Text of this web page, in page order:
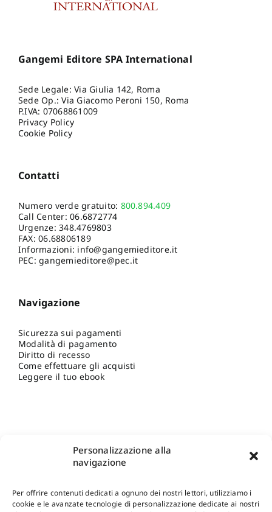
Personalizzazione alla
navigazione
Per offrire contenuti dedicati a ognuno dei nostri lettori, utilizziamo i
cookie e le avanzate tecnologie di personalizzazione dedicate ai nostri
Gangemi Editore SPA International
Sede Legale: Via Giulia 142, Roma
Sede Op.: Via Giacomo Peroni 150, Roma
P.IVA: 07068861009
Privacy Policy
Cookie Policy
Contatti
Numero verde gratuito: 800.894.409
Call Center:06.6872774
Urgenze:348.4769803
FAX: 06.68806189
Informazioni: info@gangemieditore.it
PEC: gangemieditore@pec.it
Navigazione
Sicurezza sui pagamenti
Modalità di pagamento
Diritto di recesso
Come effettuare gli acquisti
Leggere il tuo ebook